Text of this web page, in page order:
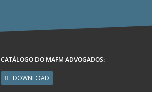
CATÁLOGO DO MAFM ADVOGADOS:
DOWNLOAD